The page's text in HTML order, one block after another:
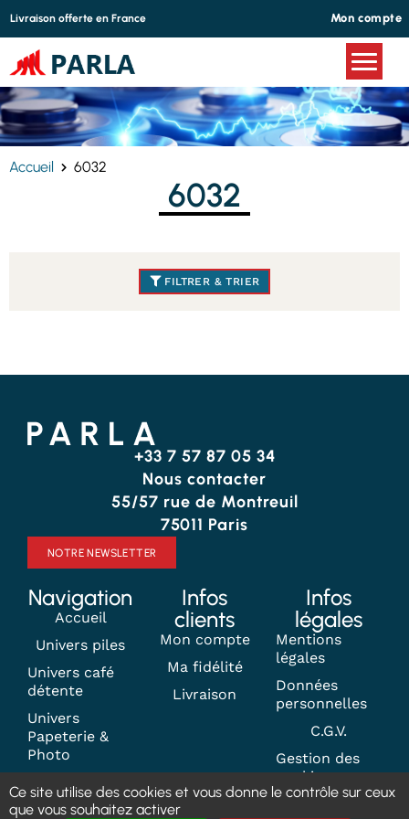
Livraison offerte en France Mon compte
Accueil 6032
6032
FILTRER & TRIER
+33 7 57 87 05 34
Nous contacter
55/57 rue de Montreuil
75011 Paris
NOTRE NEWSLETTER
Navigation
Accueil
Univers piles
Univers café
détente
Univers
Papeterie &
Photo
Contact
Infos
clients
Mon compte
Ma fidélité
Livraison
Infos
légales
Mentions
légales
Données
personnelles
C.G.V.
Gestion des
cookies
Panneau de gestion des cookies
Ce site utilise des cookies et vous donne le contrôle sur ceux
que vous souhaitez activer